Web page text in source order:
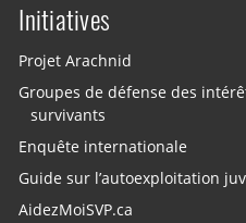
Initiatives
Projet Arachnid
Groupes de défense des
survivants
Enquête internationale
Guide sur l’autoexploitation
AidezMoiSVP.ca